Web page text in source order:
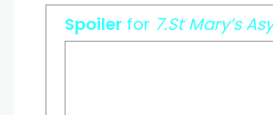
Spoiler for 7.St Mary’s